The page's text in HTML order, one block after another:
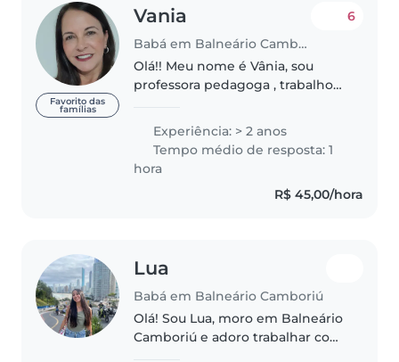
Favorito das
famílias
Vania
Babá em Balneário Camboriú
6
Olá!! Meu nome é Vânia, sou
professora pedagoga , trabalho
educação infantil. Sou mãe de
gêmeas e eu fui a babá delas.
Amo crianças, gosto de cuidar,
zelar,..
Experiência: > 2 anos
Tempo médio de resposta: 1
hora
R$ 45,00/hora
Lua
Babá em Balneário Camboriú
Olá! Sou Lua, moro em Balneário
Camboriú e adoro trabalhar com